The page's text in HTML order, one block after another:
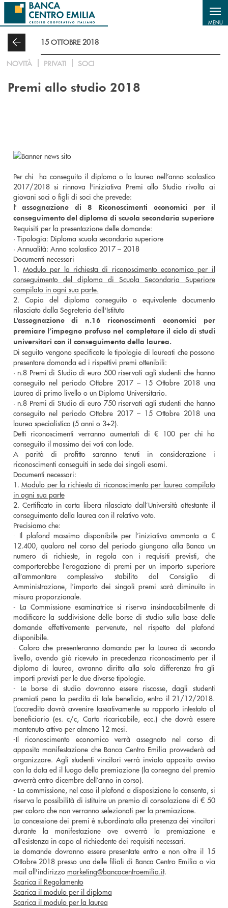
Salta al contenuto principale
MENU
15 OTTOBRE 2018
NOVITÀ PRIVATI SOCI
Premi allo studio 2018
Per chi ha conseguito il diploma o la laurea nell’anno scolastico
2017/2018 si rinnova l'iniziativa Premi allo Studio rivolta ai
giovani soci o figli di soci che prevede:
l' assegnazione di 8 Riconoscimenti economici per il
conseguimento del diploma di scuola secondaria superiore
Requisiti per la presentazione delle domande:
· Tipologia: Diploma scuola secondaria superiore
· Annualità: Anno scolastico 2017 – 2018
Documenti necessari
1. Modulo per la richiesta di riconoscimento economico per il
conseguimento del diploma di Scuola Secondaria Superiore
compilato in ogni sua parte.
2. Copia del diploma conseguito o equivalente documento
rilasciato dalla Segreteria dell'Istituto
L'assegnazione di n.16 riconoscimenti economici per
premiare l’impegno profuso nel completare il ciclo di studi
universitari con il conseguimento della laurea.
Di seguito vengono specificate le tipologie di laureati che possono
presentare domanda ed i rispettivi premi ottenibili:
· n.8 Premi di Studio di euro 500 riservati agli studenti che hanno
conseguito nel periodo Ottobre 2017 – 15 Ottobre 2018 una
Laurea di primo livello o un Diploma Universitario.
· n.8 Premi di Studio di euro 750 riservati agli studenti che hanno
conseguito nel periodo Ottobre 2017 – 15 Ottobre 2018 una
laurea specialistica (5 anni o 3+2).
Detti riconoscimenti verranno aumentati di € 100 per chi ha
conseguito il massimo dei voti con lode.
A parità di profitto saranno tenuti in considerazione i
riconoscimenti conseguiti in sede dei singoli esami.
Documenti necessari:
1.Modulo per la richiesta di riconoscimento per laurea compilato
in ogni sua parte
2. Certificato in carta libera rilasciato dall’Università attestante il
conseguimento della laurea con il relativo voto.
Precisiamo che:
- Il plafond massimo disponibile per l’iniziativa ammonta a €
12.400, qualora nel corso del periodo giungano alla Banca un
numero di richieste, in regola con i requisiti previsti, che
comporterebbe l’erogazione di premi per un importo superiore
all’ammontare complessivo stabilito dal Consiglio di
Amministrazione, l’importo dei singoli premi sarà diminuito in
misura proporzionale.
- La Commissione esaminatrice si riserva insindacabilmente di
modificare la suddivisione delle borse di studio sulla base delle
domande effettivamente pervenute, nel rispetto del plafond
disponibile.
- Coloro che presenteranno domanda per la Laurea di secondo
livello, avendo già ricevuto in precedenza riconoscimento per il
diploma di laurea, avranno diritto alla sola differenza fra gli
importi previsti per le due diverse tipologie.
- Le borse di studio dovranno essere riscosse, dagli studenti
premiati pena la perdita di tale beneficio, entro il 21/12/2018.
L’accredito dovrà avvenire tassativamente su rapporto intestato al
beneficiario (es. c/c, Carta ricaricabile, ecc.) che dovrà essere
mantenuto attivo per almeno 12 mesi.
-Il riconoscimento economico verrà assegnato nel corso di
apposita manifestazione che Banca Centro Emilia provvederà ad
organizzare. Agli studenti vincitori verrà inviato apposito avviso
con la data ed il luogo della premiazione (la consegna del premio
avverrà entro dicembre dell’anno in corso).
- La commissione, nel caso il plafond a disposizione lo consenta, si
riserva la possibilità di istituire un premio di consolazione di € 50
per coloro che non verranno selezionati per la premiazione.
La concessione dei premi è subordinata alla presenza dei vincitori
durante la manifestazione ove avverrà la premiazione e
all’esistenza in capo al richiedente dei requisiti necessari.
Le domande dovranno essere presentate entro e non oltre il 15
Ottobre 2018 presso una delle filiali di Banca Centro Emilia o via
mail all'indirizzo marketing@bancacentroemilia.it.
Scarica il Regolamento
Scarica il modulo per il diploma
Scarica il modulo per la laurea